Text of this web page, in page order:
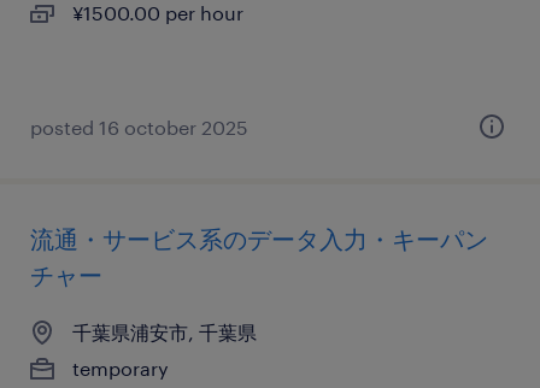
¥1500.00 per hour
posted 16 october 2025
流通・サービス系のデータ入力・キーパン
チャー
千葉県浦安市, 千葉県
temporary